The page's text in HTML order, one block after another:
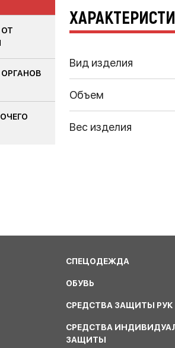
Вид изделия
Объем
Вес изделия
СПЕЦОДЕЖДА
ОБУВЬ
СРЕДСТВА ЗАЩИТЫ РУК
СРЕДСТВА
ЗАЩИТЫ